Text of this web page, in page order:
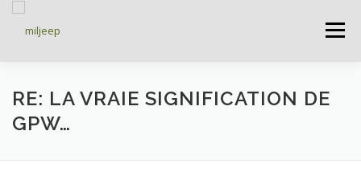
Menu
ACCUEIL ARTICLES PETITES ANNONCES
RE: LA VRAIE SIGNIFICATION DE
GPW…